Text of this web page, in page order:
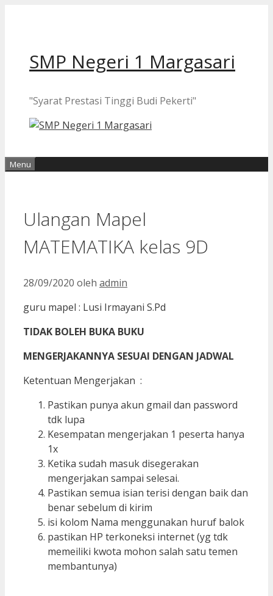
SMP Negeri 1 Margasari
"Syarat Prestasi Tinggi Budi Pekerti"
Menu
Ulangan Mapel
MATEMATIKA kelas 9D
28/09/2020 oleh admin
guru mapel : Lusi Irmayani S.Pd
TIDAK BOLEH BUKA BUKU
MENGERJAKANNYA SESUAI DENGAN JADWAL
Ketentuan Mengerjakan :
Pastikan punya akun gmail dan password
tdk lupa
Kesempatan mengerjakan 1 peserta hanya
1x
Ketika sudah masuk disegerakan
mengerjakan sampai selesai.
Pastikan semua isian terisi dengan baik dan
benar sebelum di kirim
isi kolom Nama menggunakan huruf balok
pastikan HP terkoneksi internet (yg tdk
memeiliki kwota mohon salah satu temen
membantunya)